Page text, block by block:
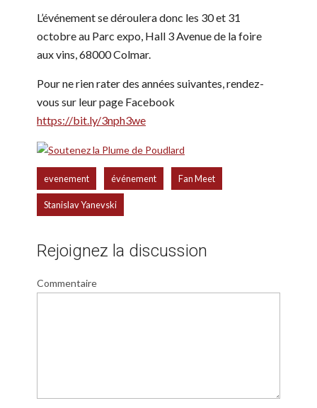
L’événement se déroulera donc les 30 et 31
octobre au Parc expo, Hall 3 Avenue de la foire
aux vins, 68000 Colmar.
Pour ne rien rater des années suivantes, rendez-
vous sur leur page Facebook
https://bit.ly/3nph3we
evenement événement Fan Meet
Stanislav Yanevski
Rejoignez la discussion
Commentaire